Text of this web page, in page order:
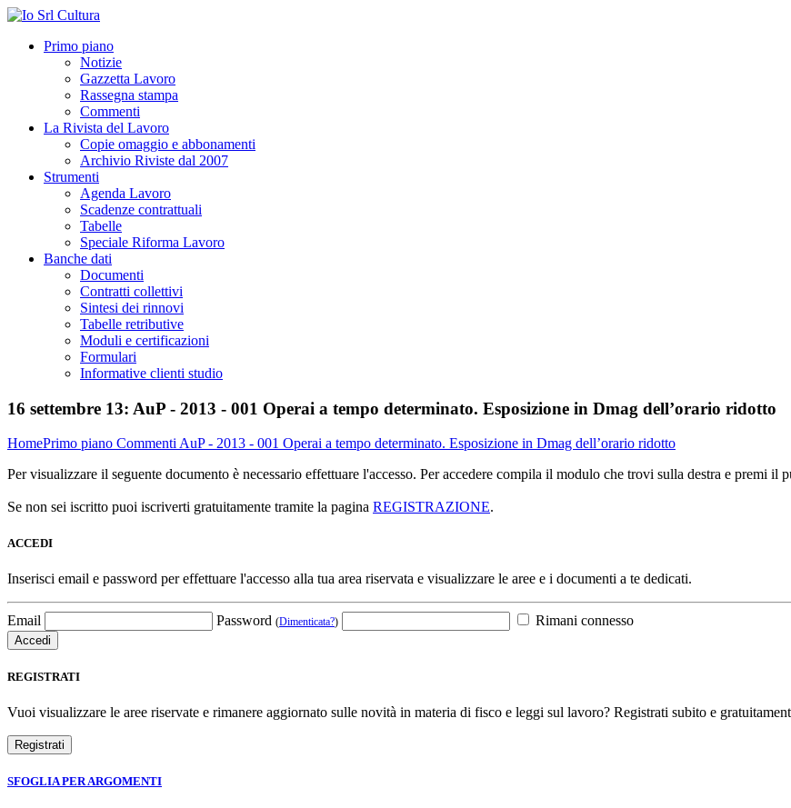
Primo piano
Notizie
Gazzetta Lavoro
Rassegna stampa
Commenti
La Rivista del Lavoro
Copie omaggio e abbonamenti
Archivio Riviste dal 2007
Strumenti
Agenda Lavoro
Scadenze contrattuali
Tabelle
Speciale Riforma Lavoro
Banche dati
Documenti
Contratti collettivi
Sintesi dei rinnovi
Tabelle retributive
Moduli e certificazioni
Formulari
Informative clienti studio
16 settembre 13: AuP - 2013 - 001 Operai a tempo determinato. Esposizione in Dmag dell’orario ridotto
HomePrimo piano CommentiAuP - 2013 - 001 Operai a tempo determinato. Esposizione in Dmag dell’orario ridotto
Per visualizzare il seguente documento è necessario effettuare l'accesso. Per accedere compila il modulo che trovi sulla destra e premi
Se non sei iscritto puoi iscriverti gratuitamente tramite la pagina REGISTRAZIONE.
ACCEDI
Inserisci email e password per effettuare l'accesso alla tua area riservata e visualizzare le aree e i documenti a te dedicati.
Email Password (Dimenticata?) Rimani connesso
REGISTRATI
Vuoi visualizzare le aree riservate e rimanere aggiornato sulle novità in materia di fisco e leggi sul lavoro? Registrati subito e
SFOGLIA PER ARGOMENTI